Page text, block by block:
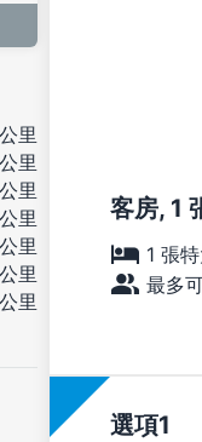
客房, 1
1 張
最多
選項
里
里
里
里
里
里
里